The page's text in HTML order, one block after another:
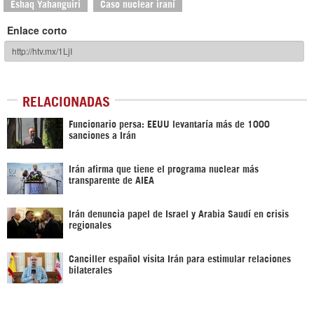
Eshaq Yahanguiri Caso nuclear iraní
Enlace corto
RELACIONADAS
Funcionario persa: EEUU levantaría más de 1000
sanciones a Irán
Irán afirma que tiene el programa nuclear más
transparente de AIEA
Irán denuncia papel de Israel y Arabia Saudí en crisis
regionales
Canciller español visita Irán para estimular relaciones
bilaterales